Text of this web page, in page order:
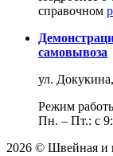
справочном
самовывоза
ул.
Режим
Пн. – Пт.: с
2026 © Швейная и